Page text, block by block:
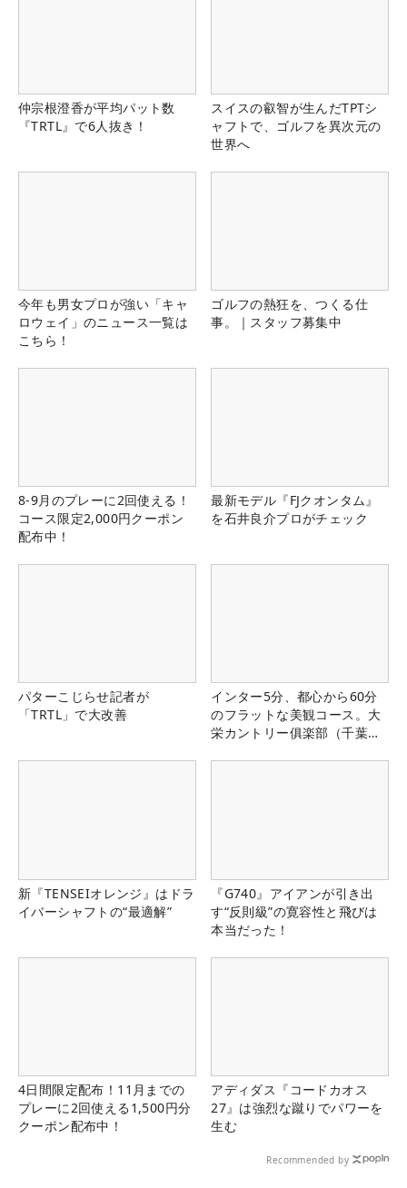
仲宗根澄香が平均パット数
『TRTL』で6人抜き！
スイスの叡智が生んだTPTシ
ャフトで、ゴルフを異次元の
世界へ
今年も男女プロが強い「キャ
ロウェイ」のニュース一覧は
こちら！
ゴルフの熱狂を、つくる仕
事。｜スタッフ募集中
8-9月のプレーに2回使える！
コース限定2,000円クーポン
配布中！
最新モデル『FJクオンタム』
を石井良介プロがチェック
パターこじらせ記者が
「TRTL」で大改善
インター5分、都心から60分
のフラットな美観コース。大
栄カントリー俱楽部（千葉
新『TENSEIオレンジ』はドラ
イバーシャフトの“最適解”
『G740』アイアンが引き出
す“反則級”の寛容性と飛びは
本当だった！
4日間限定配布！11月までの
プレーに2回使える1,500円分
クーポン配布中！
アディダス『コードカオス
27』は強烈な蹴りでパワーを
生む
Recommended by